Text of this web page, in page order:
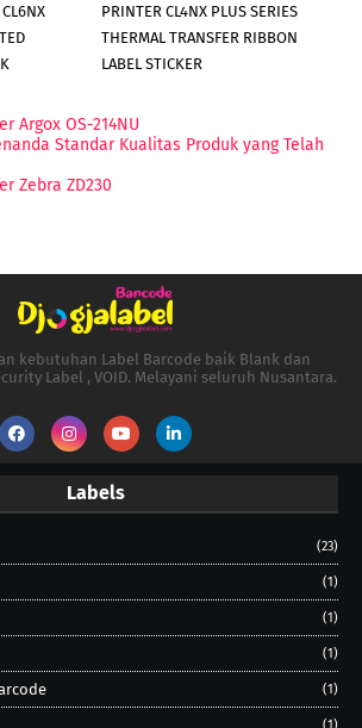
PRINTER CL4NX PLUS SERIES
THERMAL TRANSFER RIBBON
LABEL STICKER
Argox OS-214NU
Standar Kualitas Produk yang Telah
Zebra ZD230
kebutuhan Label Barcode baik Blank dan
Label , VOID. Melayani seluruh Nusantara.
Labels
(23)
(1)
(1)
(1)
(1)